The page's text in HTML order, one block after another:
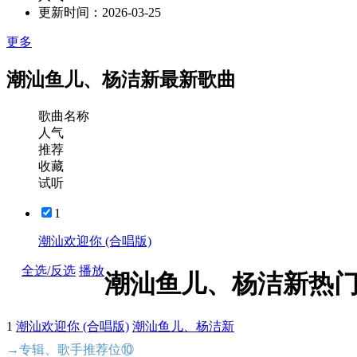
更新时间： 2026-03-25
更多
潮汕鱼儿、杨洁新最新歌曲
歌曲名称
人气
推荐
收藏
试听
1
潮汕欢迎你 (合唱版)
全选/反选 播放潮汕鱼儿、杨洁新热
1 潮汕欢迎你 (合唱版) 潮汕鱼儿、杨洁新
→专辑、歌手推荐位⑩